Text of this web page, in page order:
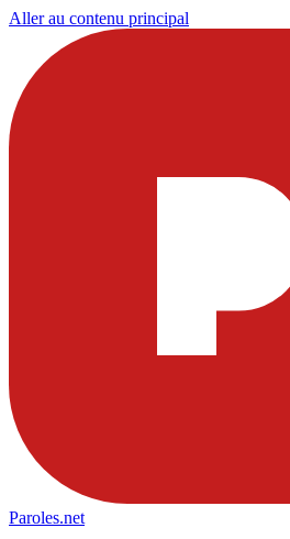
Aller au contenu principal
Paroles.net